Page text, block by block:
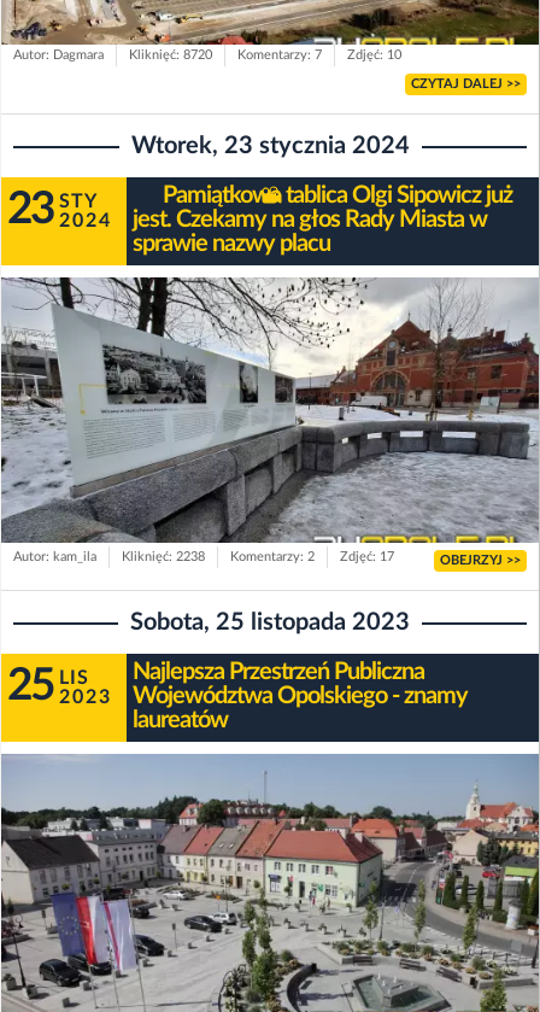
Autor: Dagmara Kliknięć: 8720 Komentarzy: 7 Zdjęć: 10
CZYTAJ DALEJ >>
Wtorek, 23 stycznia 2024
23 STY
2024
Pamiątkowa tablica Olgi Sipowicz już
jest. Czekamy na głos Rady Miasta w
sprawie nazwy placu
Autor: kam_ila Kliknięć: 2238 Komentarzy: 2 Zdjęć: 17 OBEJRZYJ >>
Sobota, 25 listopada 2023
25 LIS
2023
Najlepsza Przestrzeń Publiczna
Województwa Opolskiego - znamy
laureatów